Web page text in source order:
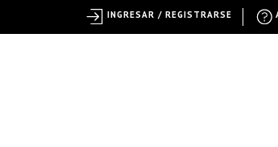
INGRESAR / REGISTRARSE